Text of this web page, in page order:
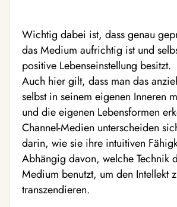
Wichtig dabei ist, dass genau
das Medium aufrichtig ist und
positive Lebenseinstellung besitzt.
Auch hier gilt, dass man das
selbst in seinem eigenen Inneren
und die eigenen Lebensformen
Channel-Medien unterscheiden
darin, wie sie ihre intuitiven
Abhängig davon, welche Technik
Medium benutzt, um den Intellekt
transzendieren.